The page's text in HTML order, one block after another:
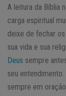
A leitura da Bíblia
carga espiritual
deixe de fechar
sua vida e sua
Deus sempre
seu
sempre em